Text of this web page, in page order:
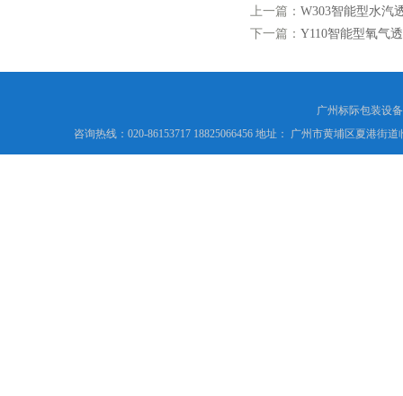
上一篇： W303智能型水汽
下一篇： Y110智能型氧气
广州标际包装设
咨询热线：020-86153717 18825066456 地址： 广州市黄埔区夏港街